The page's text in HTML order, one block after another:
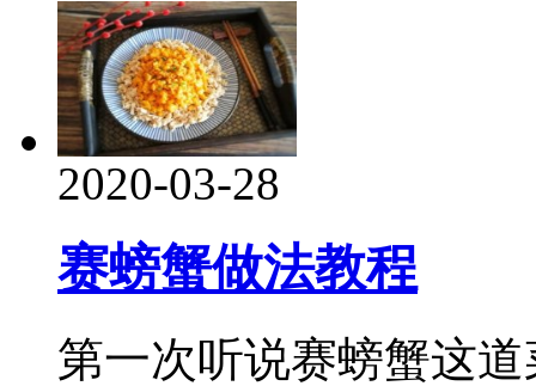
2020-03-28
赛螃蟹做法教程
第一次听说赛螃蟹这